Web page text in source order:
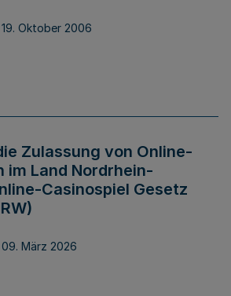
Oktober 2006
Zulassung von Online-
im Land Nordrhein-
Casinospiel Gesetz
März 2026